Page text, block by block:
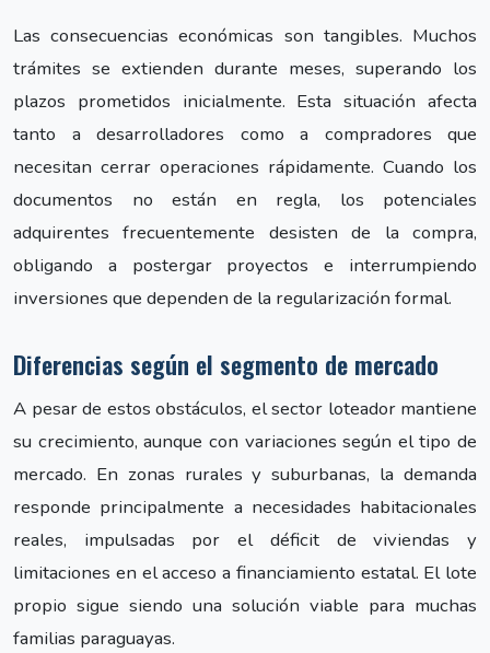
Las consecuencias económicas son tangibles. Muchos
trámites se extienden durante meses, superando los
plazos prometidos inicialmente. Esta situación afecta
tanto a desarrolladores como a compradores que
necesitan cerrar operaciones rápidamente. Cuando los
documentos no están en regla, los potenciales
adquirentes frecuentemente desisten de la compra,
obligando a postergar proyectos e interrumpiendo
inversiones que dependen de la regularización formal.
Diferencias según el segmento de mercado
A pesar de estos obstáculos, el sector loteador mantiene
su crecimiento, aunque con variaciones según el tipo de
mercado. En zonas rurales y suburbanas, la demanda
responde principalmente a necesidades habitacionales
reales, impulsadas por el déficit de viviendas y
limitaciones en el acceso a financiamiento estatal. El lote
propio sigue siendo una solución viable para muchas
familias paraguayas.